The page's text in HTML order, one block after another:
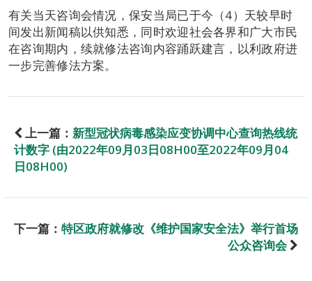
有关当天咨询会情况，保安当局已于今（4）天较早时
间发出新闻稿以供知悉，同时欢迎社会各界和广大市民
在咨询期内，续就修法咨询内容踊跃建言，以利政府进
一步完善修法方案。
上一篇： 新型冠状病毒感染应变协调中心查询热线统
计数字 (由2022年09月03日08H00至2022年09月04
日08H00)
下一篇： 特区政府就修改《维护国家安全法》举行首场
公众咨询会